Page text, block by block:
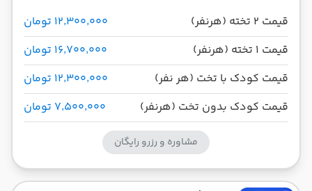
قیمت 2 تخته (هرنفر)
۱۲٬۳۰۰٬۰۰۰ تومان
قیمت 1 تخته (هرنفر)
۱۶٬۷۰۰٬۰۰۰ تومان
قیمت کودک با تخت (هر نفر)
۱۲٬۳۰۰٬۰۰۰ تومان
قیمت کودک بدون تخت (هرنفر)
۷٬۵۰۰٬۰۰۰ تومان
مشاوره و رزرو رایگان